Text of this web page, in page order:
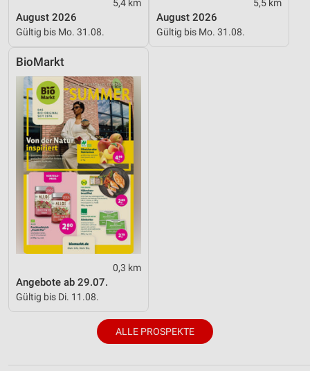
5,4 km
August 2026
Gültig bis Mo. 31.08.
5,5 km
August 2026
Gültig bis Mo. 31.08.
BioMarkt
0,3 km
Angebote ab 29.07.
Gültig bis Di. 11.08.
ALLE PROSPEKTE